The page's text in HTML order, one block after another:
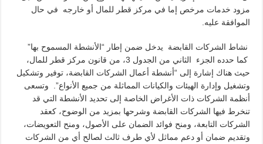
مزود خدمات مرخص إما في مركز قطر للمال أو خارجه في حال
الموافقة عليه.
نشاط الشركات القابضة يدخل ضمن إطار “الأنشطة المسموح بها”
كما حدده الجزء الثاني من الجدول 3، من قانون مركز قطر للمال،
حيث هناك إشارة إلى “أنشطة أعمال الشركات القابضة، توفير وتشكيل
وتشغيل وإدارة الهيئات والكيانات المماثلة من جميع الأنواع”. وتسعى
أنظمة الشركات ذات الأغراض الخاصة إلى تحديد الأنشطة التي قد
تنخرط فيها الشركات القابضة وشرحها بمزيد من الوضوح، كعقد
الشركات التابعة، ومنح فوائد الضمان على الأصول، ومنح التعويضات،
وتقديم ضمان أو دعم مماثل لأي طرف ثالث لصالح أي من الشركات